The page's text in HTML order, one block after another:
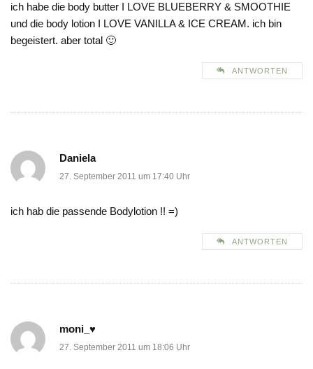
ich habe die body butter I LOVE BLUEBERRY & SMOOTHIE
und die body lotion I LOVE VANILLA & ICE CREAM. ich bin
begeistert. aber total 🙂
ANTWORTEN
Daniela
27. September 2011 um 17:40 Uhr
ich hab die passende Bodylotion !! =)
ANTWORTEN
moni_♥
27. September 2011 um 18:06 Uhr